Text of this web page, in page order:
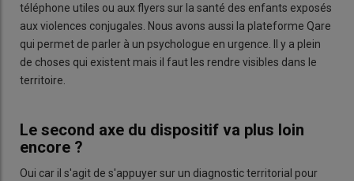
téléphone utiles ou aux flyers sur la santé des enfants exposés
aux violences conjugales. Nous avons aussi la plateforme Qare
qui permet de parler à un psychologue en urgence. Il y a plein
de choses qui existent mais il faut les rendre visibles dans le
territoire.
Le second axe du dispositif va plus loin
encore ?
Oui car il s'agit de s'appuyer sur un diagnostic territorial pour